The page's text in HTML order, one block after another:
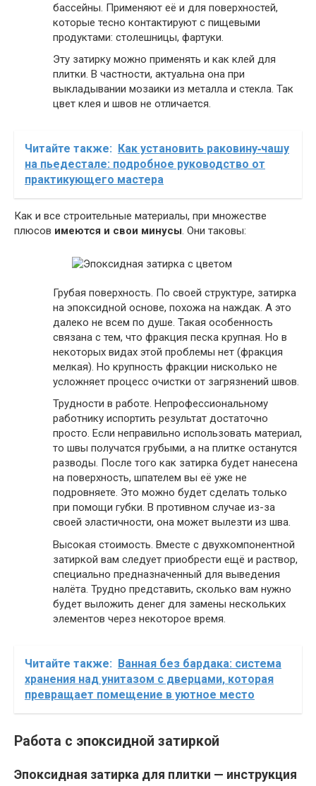
бассейны. Применяют её и для поверхностей,
которые тесно контактируют с пищевыми
продуктами: столешницы, фартуки.
Эту затирку можно применять и как клей для
плитки. В частности, актуальна она при
выкладывании мозаики из металла и стекла. Так
цвет клея и швов не отличается.
Читайте также: Как установить раковину‑чашу
на пьедестале: подробное руководство от
практикующего мастера
Как и все строительные материалы, при множестве
плюсов имеются и свои минусы. Они таковы:
Грубая поверхность. По своей структуре, затирка
на эпоксидной основе, похожа на наждак. А это
далеко не всем по душе. Такая особенность
связана с тем, что фракция песка крупная. Но в
некоторых видах этой проблемы нет (фракция
мелкая). Но крупность фракции нисколько не
усложняет процесс очистки от загрязнений швов.
Трудности в работе. Непрофессиональному
работнику испортить результат достаточно
просто. Если неправильно использовать материал,
то швы получатся грубыми, а на плитке останутся
разводы. После того как затирка будет нанесена
на поверхность, шпателем вы её уже не
подровняете. Это можно будет сделать только
при помощи губки. В противном случае из-за
своей эластичности, она может вылезти из шва.
Высокая стоимость. Вместе с двухкомпонентной
затиркой вам следует приобрести ещё и раствор,
специально предназначенный для выведения
налёта. Трудно представить, сколько вам нужно
будет выложить денег для замены нескольких
элементов через некоторое время.
Читайте также: Ванная без бардака: система
хранения над унитазом с дверцами, которая
превращает помещение в уютное место
Работа с эпоксидной затиркой
Эпоксидная затирка для плитки — инструкция